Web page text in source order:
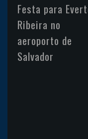
Festa para
Ribeira no
aeroporto de
Salvador